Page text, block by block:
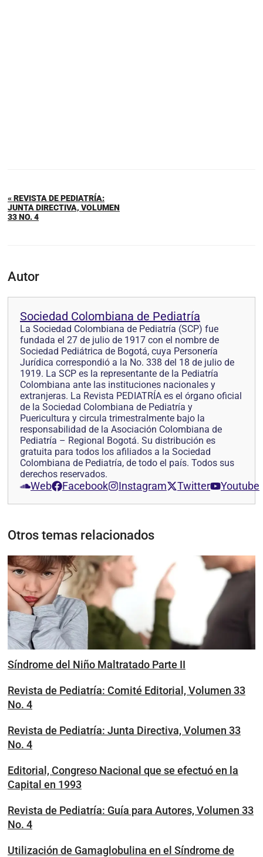
« REVISTA DE PEDIATRÍA:
JUNTA DIRECTIVA, VOLUMEN
33 NO. 4
Autor
Sociedad Colombiana de Pediatría
La Sociedad Colombiana de Pediatría (SCP) fue
fundada el 27 de julio de 1917 con el nombre de
Sociedad Pediátrica de Bogotá, cuya Personería
Jurídica correspondió a la No. 338 del 18 de julio de
1919. La SCP es la representante de la Pediatría
Colombiana ante las instituciones nacionales y
extranjeras. La Revista PEDIATRÍA es el órgano oficial
de la Sociedad Colombiana de Pediatría y
Puericultura y circula trimestralmente bajo la
responsabilidad de la Asociación Colombiana de
Pediatría – Regional Bogotá. Su distribución es
gratuita para todos los afiliados a la Sociedad
Colombiana de Pediatría, de todo el país. Todos sus
derechos reservados.
Web Facebook Instagram Twitter Youtube
Otros temas relacionados
Síndrome del Niño Maltratado Parte II
Revista de Pediatría: Comité Editorial, Volumen 33
No. 4
Revista de Pediatría: Junta Directiva, Volumen 33
No. 4
Editorial, Congreso Nacional que se efectuó en la
Capital en 1993
Revista de Pediatría: Guía para Autores, Volumen 33
No. 4
Utilización de Gamaglobulina en el Síndrome de